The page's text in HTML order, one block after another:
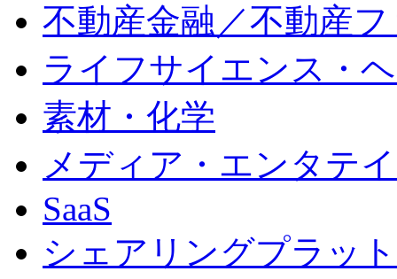
不動産金融／不動産
ライフサイエンス・
素材・化学
メディア・エンタテ
SaaS
シェアリングプラッ